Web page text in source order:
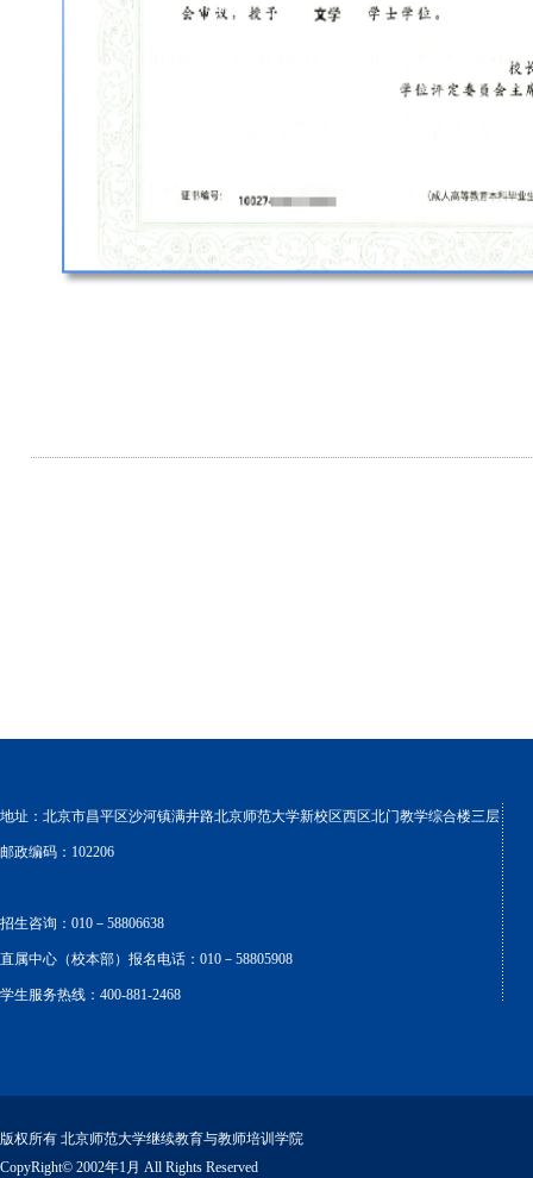
地址：北京市昌平区沙河镇满井路北京师范大学新校区西区北门教学综合楼三层
邮政编码：102206
招生咨询：010－58806638
直属中心（校本部）报名电话：010－58805908
学生服务热线：400-881-2468
版权所有 北京师范大学继续教育与教师培训学院
CopyRight© 2002年1月 All Rights Reserved